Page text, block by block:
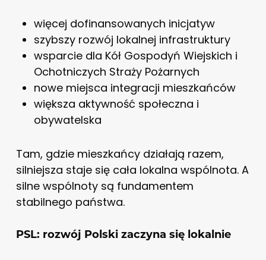
więcej dofinansowanych inicjatyw
szybszy rozwój lokalnej infrastruktury
wsparcie dla Kół Gospodyń Wiejskich i
Ochotniczych Straży Pożarnych
nowe miejsca integracji mieszkańców
większa aktywność społeczna i
obywatelska
Tam, gdzie mieszkańcy działają razem,
silniejsza staje się cała lokalna wspólnota. A
silne wspólnoty są fundamentem
stabilnego państwa.
PSL: rozwój Polski zaczyna się lokalnie